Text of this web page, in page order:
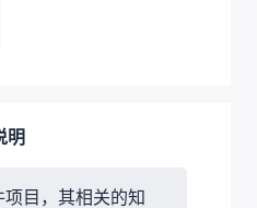
明
目，其相关的知